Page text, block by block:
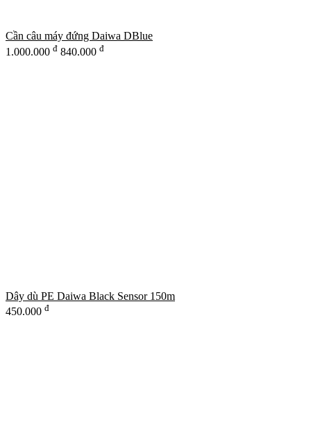
Cần câu máy đứng Daiwa DBlue
1.000.000 đ 840.000 đ
Dây dù PE Daiwa Black Sensor 150m
450.000 đ